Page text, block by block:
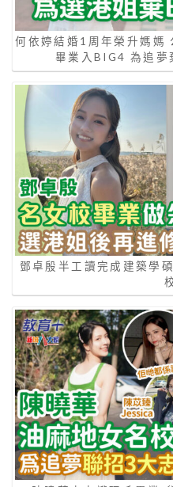
何依婷結婚1周年榮升媽媽
畢業入BIG4 為追夢
鄧卓殷半工讀完成建築學